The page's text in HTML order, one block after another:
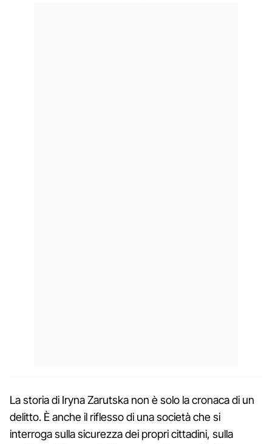
La storia di Iryna Zarutska non è solo la cronaca di un
delitto. È anche il riflesso di una società che si
interroga sulla sicurezza dei propri cittadini, sulla